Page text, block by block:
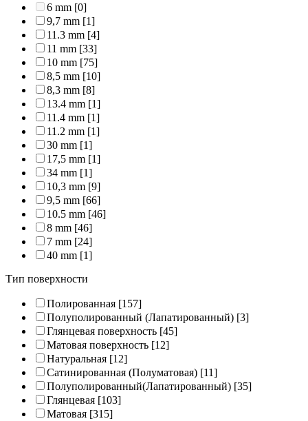
6 mm [0]
9,7 mm [1]
11.3 mm [4]
11 mm [33]
10 mm [75]
8,5 mm [10]
8,3 mm [8]
13.4 mm [1]
11.4 mm [1]
11.2 mm [1]
30 mm [1]
17,5 mm [1]
34 mm [1]
10,3 mm [9]
9,5 mm [66]
10.5 mm [46]
8 mm [46]
7 mm [24]
40 mm [1]
Тип поверхности
Полированная [157]
Полуполированный (Лапатированный) [3]
Глянцевая поверхность [45]
Матовая поверхность [12]
Натуральная [12]
Сатинированная (Полуматовая) [11]
Полуполированный(Лапатированный) [35]
Глянцевая [103]
Матовая [315]